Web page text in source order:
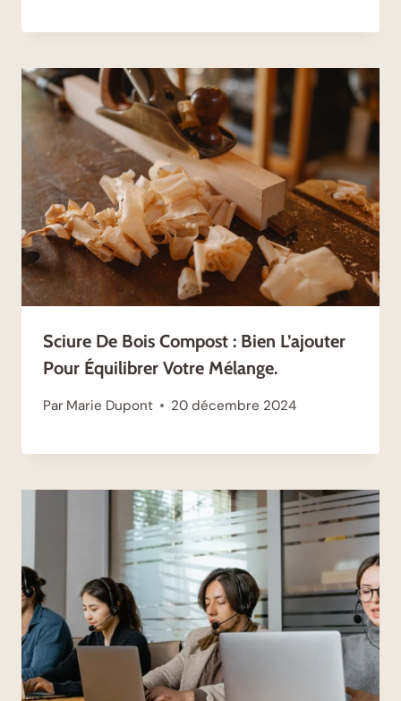
Sciure De Bois Compost : Bien L’ajouter
Pour Équilibrer Votre Mélange.
Par Marie Dupont 20 décembre 2024